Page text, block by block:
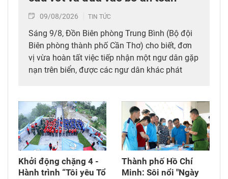
09/08/2026 TIN TỨC
Sáng 9/8, Đồn Biên phòng Trung Bình (Bộ đội
Biên phòng thành phố Cần Thơ) cho biết, đơn
vị vừa hoàn tất việc tiếp nhận một ngư dân gặp
nạn trên biển, được các ngư dân khác phát
Khởi động chặng 4 -
Hành trình “Tôi yêu Tổ
Thành phố Hồ Chí
Minh: Sôi nổi "Ngày